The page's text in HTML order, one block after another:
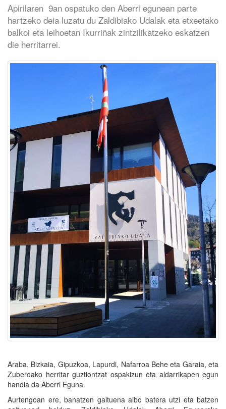
Apirilaren 9an ospatuko den Aberri egunean parte
hartzeko deia luzatu du Zaldibiako Udalak eta etxeetako
balkoi eta leihoetan Ikurriñak zintzilikatzeko eskatzen
die herritarrei.
Araba, Bizkaia, Gipuzkoa, Lapurdi, Nafarroa Behe eta Garaia, eta
Zuberoako herritar guztiontzat ospakizun eta aldarrikapen egun
handia da Aberri Eguna.
Aurtengoan ere, banatzen gaituena albo batera utzi eta batzen